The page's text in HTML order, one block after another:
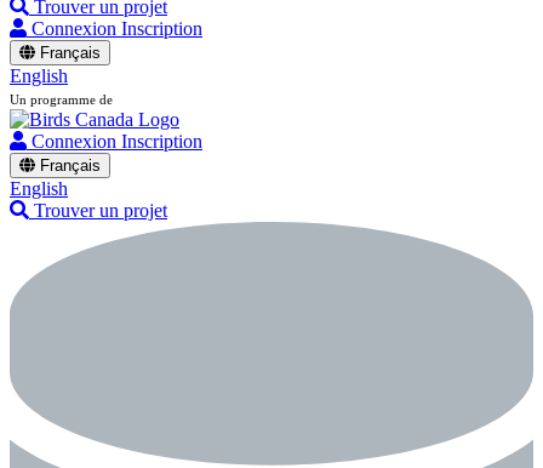
Trouver un projet
Connexion Inscription
Français
English
Un programme de
Connexion Inscription
Français
English
Trouver un projet